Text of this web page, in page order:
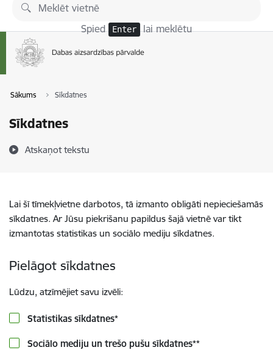
Pāriet uz lapas saturu
Spied Enter lai meklētu
Sākums Sīkdatnes
Sīkdatnes
Atskaņot tekstu
Lai šī tīmekļvietne darbotos, tā izmanto obligāti nepieciešamās
sīkdatnes. Ar Jūsu piekrišanu papildus šajā vietnē var tikt
izmantotas statistikas un sociālo mediju sīkdatnes.
Pielāgot sīkdatnes
Lūdzu, atzīmējiet savu izvēli:
Statistikas sīkdatnes*
Sociālo mediju un trešo pušu sīkdatnes**